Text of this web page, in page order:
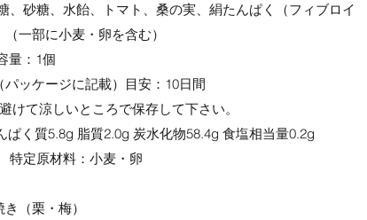
砂糖、水飴、トマト、桑の実、絹たんぱく（フィブロイ
一部に小麦・卵を含む）
量：1個
ッケージに記載）目安：10日間
けて涼しいところで保存して下さい。
く質5.8g 脂質2.0g 炭水化物58.4g 食塩相当量0.2g
定原材料：小麦・卵
（栗・梅）